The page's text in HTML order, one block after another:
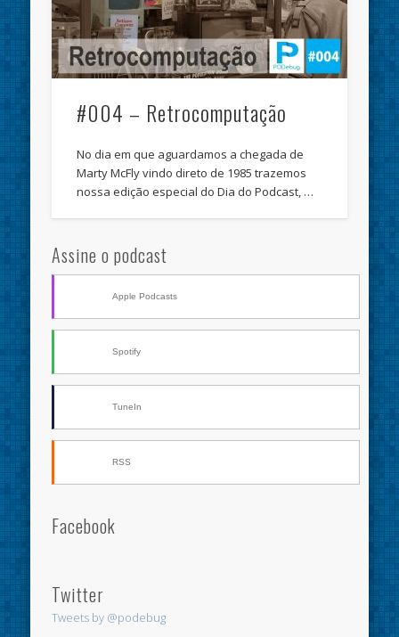
#004 – Retrocomputação
No dia em que aguardamos a chegada de
Marty McFly vindo direto de 1985 trazemos
nossa edição especial do Dia do Podcast, …
Assine o podcast
Apple Podcasts
Spotify
TuneIn
RSS
Facebook
Twitter
Tweets by @podebug